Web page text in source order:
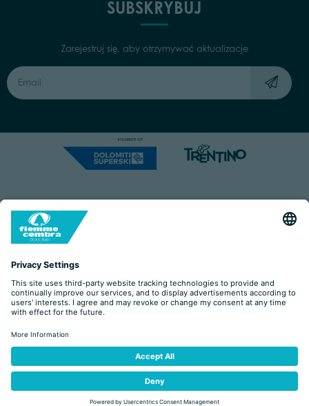
ZAPYTANIE
SUBSKRYBUJ
Zarejestruj się, aby otrzymywać aktualizacje
Capitale Sociale: Euro 220.000,00 | VAT: 01901280220
COOKIES IMPRINT